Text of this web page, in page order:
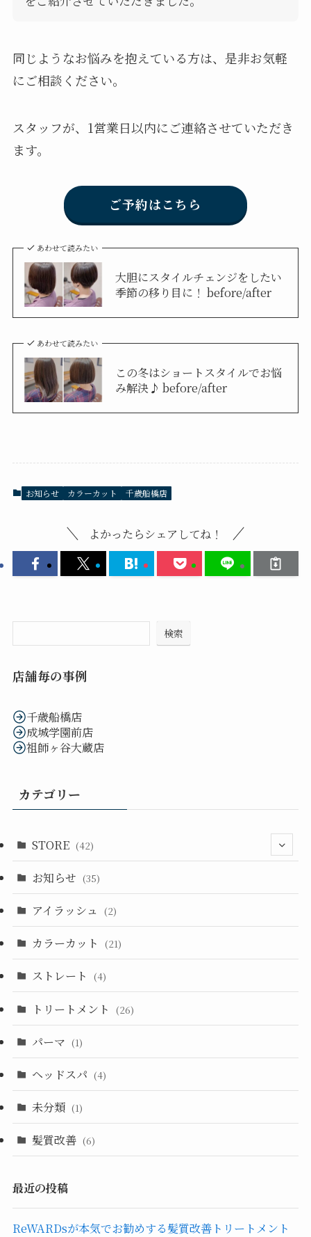
同じようなお悩みを抱えている方は、是非お気軽
にご相談ください。
スタッフが、1営業日以内にご連絡させていただき
ます。
ご予約はこちら
あわせて読みたい
大胆にスタイルチェンジをしたい
季節の移り目に！ before/after
あわせて読みたい
この冬はショートスタイルでお悩
み解決♪ before/after
お知らせ カラーカット 千歳船橋店
よかったらシェアしてね！
検索
店舗毎の事例
千歳船橋店
成城学園前店
祖師ヶ谷大蔵店
カテゴリー
STORE (42)
(33)
(14)
お知らせ (35)
アイラッシュ (2)
カラーカット (21)
ストレート (4)
トリートメント (26)
パーマ (1)
ヘッドスパ (4)
未分類 (1)
髪質改善 (6)
最近の投稿
ReWARDsが本気でお勧めする髪質改善トリートメント